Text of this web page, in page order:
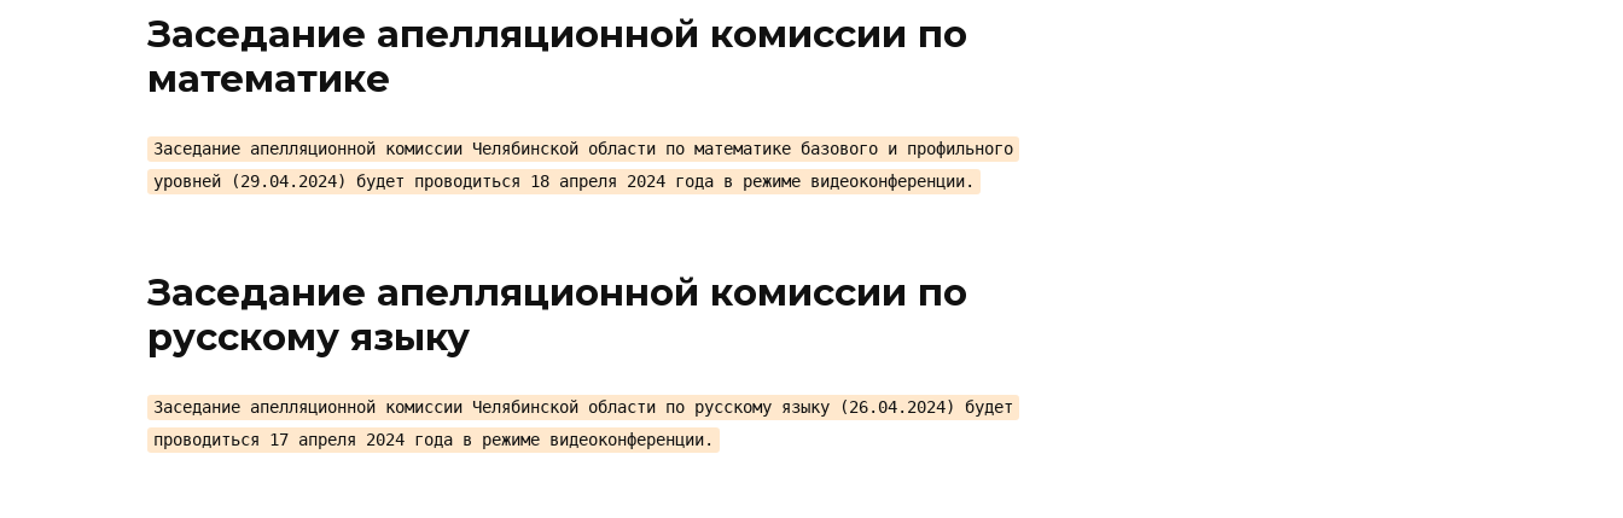
Заседание апелляционной комиссии по
математике
Заседание апелляционной комиссии Челябинской области по математике базового и профильного
уровней (29.04.2024) будет проводиться 18 апреля 2024 года в режиме видеоконференции.
Заседание апелляционной комиссии по
русскому языку
Заседание апелляционной комиссии Челябинской области по русскому языку (26.04.2024) будет
проводиться 17 апреля 2024 года в режиме видеоконференции.